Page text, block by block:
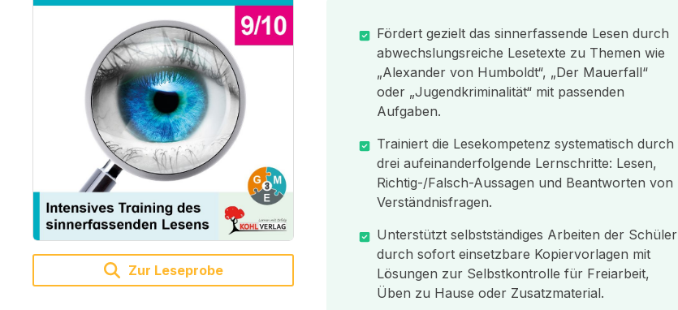
Zur Leseprobe
Fördert gezielt das sinnerfassende Lesen durch
abwechslungsreiche Lesetexte zu Themen wie
„Alexander von Humboldt“, „Der Mauerfall“
oder „Jugendkriminalität“ mit passenden
Aufgaben.
Trainiert die Lesekompetenz systematisch durch
drei aufeinanderfolgende Lernschritte: Lesen,
Richtig-/Falsch-Aussagen und Beantworten von
Verständnisfragen.
Unterstützt selbstständiges Arbeiten der Schüler
durch sofort einsetzbare Kopiervorlagen mit
Lösungen zur Selbstkontrolle für Freiarbeit,
Üben zu Hause oder Zusatzmaterial.